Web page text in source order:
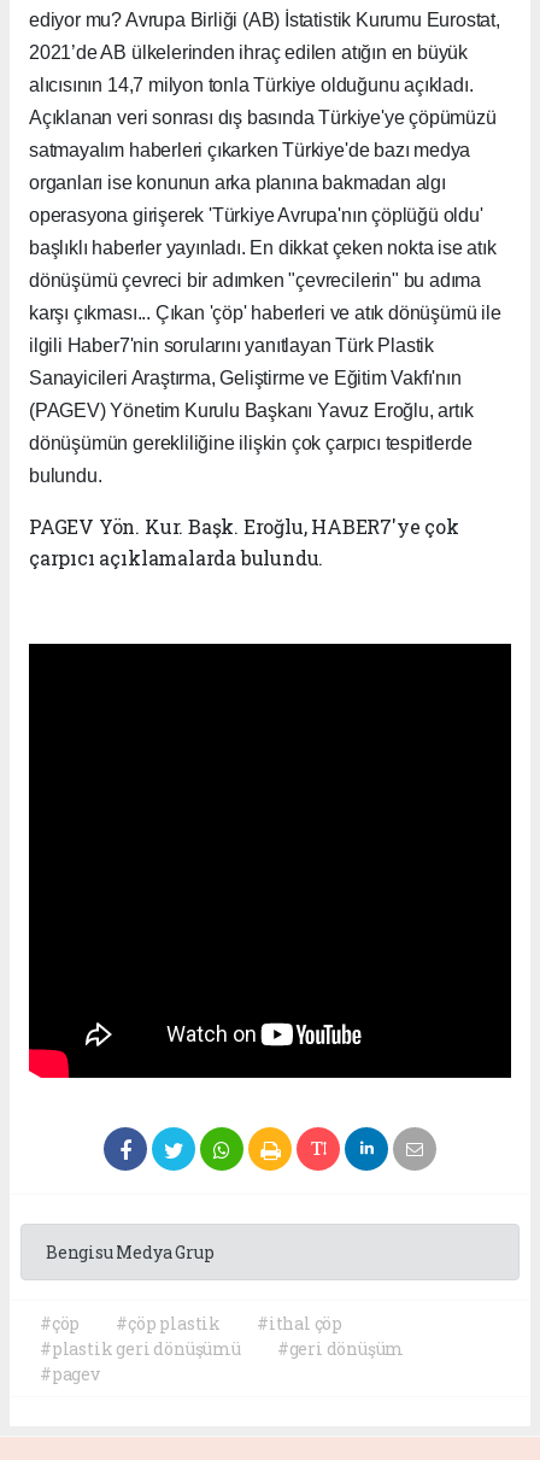
ediyor mu? Avrupa Birliği (AB) İstatistik Kurumu Eurostat,
2021’de AB ülkelerinden ihraç edilen atığın en büyük
alıcısının 14,7 milyon tonla Türkiye olduğunu açıkladı.
Açıklanan veri sonrası dış basında Türkiye'ye çöpümüzü
satmayalım haberleri çıkarken Türkiye'de bazı medya
organları ise konunun arka planına bakmadan algı
operasyona girişerek 'Türkiye Avrupa'nın çöplüğü oldu'
başlıklı haberler yayınladı. En dikkat çeken nokta ise atık
dönüşümü çevreci bir adımken "çevrecilerin" bu adıma
karşı çıkması... Çıkan 'çöp' haberleri ve atık dönüşümü ile
ilgili Haber7'nin sorularını yanıtlayan Türk Plastik
Sanayicileri Araştırma, Geliştirme ve Eğitim Vakfı'nın
(PAGEV) Yönetim Kurulu Başkanı Yavuz Eroğlu, artık
dönüşümün gerekliliğine ilişkin çok çarpıcı tespitlerde
bulundu.
PAGEV Yön. Kur. Başk. Eroğlu, HABER7'ye çok
çarpıcı açıklamalarda bulundu.
Bengisu Medya Grup
#çöp #çöp plastik
#ithal çöp
#plastik geri dönüşümü
#geri dönüşüm
#pagev